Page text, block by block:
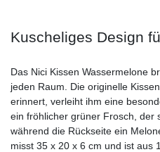
Kuscheliges Design
Das Nici Kissen Wassermelone
jeden Raum. Die originelle
erinnert, verleiht ihm eine
ein fröhlicher grüner Frosch, der
während die Rückseite ein
misst 35 x 20 x 6 cm und ist aus